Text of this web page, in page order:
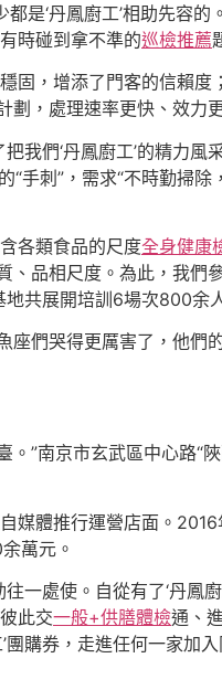
是‘丹鳳廚工’相助先容的
時碰到拿不準的巡檢推薦
固，增添了門客的信賴
，處理速率更快、效力
們‘丹鳳廚工’的精力風
“手刺”，需求“不時勤掃
各類食品的尺度全身健康
、品相尺度。為此，我
共展開培訓6場次800余
們哭得更厲害了，他
”南京市玄武區中心路“
媒體推行運營店面。
萬元。
一處使。自從有了‘丹鳳
此交一般+供膳體檢通、
購券，走進任何一家加